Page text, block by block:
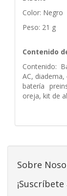
Color: Negro
Peso: 21 g
Contenido
Contenido:
AC,
batería
oreja, kit de
Sobre